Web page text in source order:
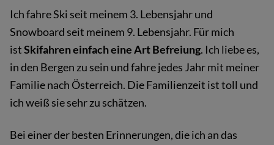
Ich fahre Ski seit meinem 3. Lebensjahr und
Snowboard seit meinem 9. Lebensjahr. Für mich
istSkifahren einfach eine Art Befreiung. Ich liebe es,
in den Bergen zu sein und fahre jedes Jahr mit meiner
Familie nach Österreich. Die Familienzeit ist toll und
ich weiß sie sehr zu schätzen.
Bei einer der besten Erinnerungen, die ich an das